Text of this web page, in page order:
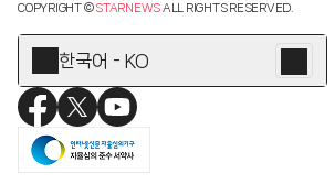
주소: 서울시 종로구 청계천로 11(서린동, 청계한국빌딩)
등록번호:서울 아01055
제호:스타뉴스
발행일:2009.12.10
전화번호: 02-767-6843ㆍ02-724-0985
COPYRIGHT ©STARNEWSALL RIGHTS RESERVED.
한국어 - KO